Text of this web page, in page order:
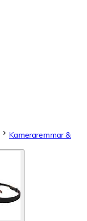
Kameraremmar &